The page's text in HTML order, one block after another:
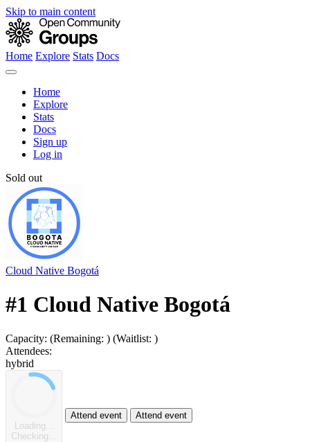
Skip to main content
Home Explore Stats Docs
Home
Explore
Stats
Docs
Sign up
Log in
Sold out
Cloud Native Bogotá
#1 Cloud Native Bogotá
Capacity: (Remaining: ) (Waitlist: )
Attendees:
hybrid
Loading...
Checking...
Attend event Attend event